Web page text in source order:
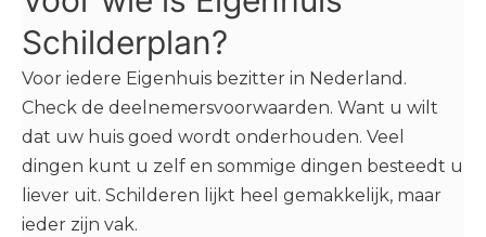
Schilderplan?
Voor iedere Eigenhuis bezitter in Nederland.
Check de deelnemersvoorwaarden. Want u wilt
dat uw huis goed wordt onderhouden. Veel
dingen kunt u zelf en sommige dingen besteedt u
liever uit. Schilderen lijkt heel gemakkelijk, maar
ieder zijn vak.